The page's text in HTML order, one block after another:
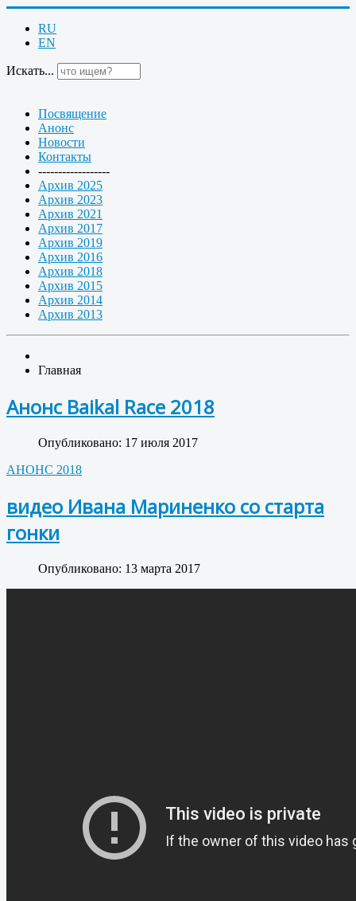
RU
EN
Искать...
Посвящение
Анонс
Новости
Контакты
------------------
Архив 2025
Архив 2023
Архив 2021
Архив 2017
Архив 2019
Архив 2016
Архив 2018
Архив 2015
Архив 2014
Архив 2013
Главная
Анонс Baikal Race 2018
Опубликовано: 17 июля 2017
АНОНС 2018
видео Ивана Мариненко со старта
гонки
Опубликовано: 13 марта 2017